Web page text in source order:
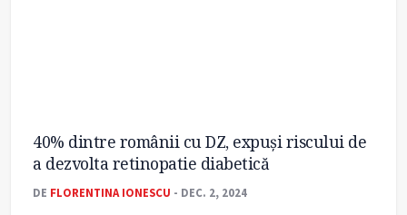
40% dintre românii cu DZ, expuși riscului de
a dezvolta retinopatie diabetică
DE FLORENTINA IONESCU - DEC. 2, 2024